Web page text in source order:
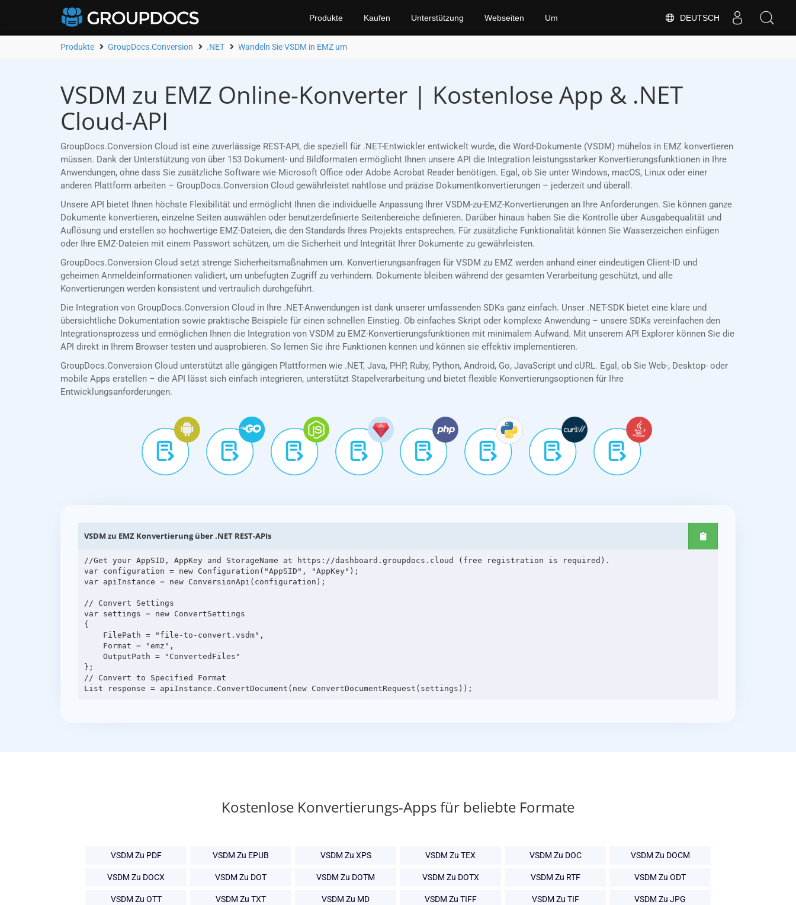
DEUTSCH
Produkte Kaufen Unterstützung Webseiten Um
Produkte GroupDocs.Conversion .NET Wandeln Sie VSDM in EMZ um
VSDM zu EMZ Online-Konverter | Kostenlose App & .NET
Cloud-API
GroupDocs.Conversion Cloud ist eine zuverlässige REST-API, die speziell für .NET-Entwickler entwickelt wurde, die Word-Dokumente (VSDM) mühelos in EMZ konvertieren
müssen. Dank der Unterstützung von über 153 Dokument- und Bildformaten ermöglicht Ihnen unsere API die Integration leistungsstarker Konvertierungsfunktionen in Ihre
Anwendungen, ohne dass Sie zusätzliche Software wie Microsoft Office oder Adobe Acrobat Reader benötigen. Egal, ob Sie unter Windows, macOS, Linux oder einer
anderen Plattform arbeiten – GroupDocs.Conversion Cloud gewährleistet nahtlose und präzise Dokumentkonvertierungen – jederzeit und überall.
Unsere API bietet Ihnen höchste Flexibilität und ermöglicht Ihnen die individuelle Anpassung Ihrer VSDM-zu-EMZ-Konvertierungen an Ihre Anforderungen. Sie können ganze
Dokumente konvertieren, einzelne Seiten auswählen oder benutzerdefinierte Seitenbereiche definieren. Darüber hinaus haben Sie die Kontrolle über Ausgabequalität und
Auflösung und erstellen so hochwertige EMZ-Dateien, die den Standards Ihres Projekts entsprechen. Für zusätzliche Funktionalität können Sie Wasserzeichen einfügen
oder Ihre EMZ-Dateien mit einem Passwort schützen, um die Sicherheit und Integrität Ihrer Dokumente zu gewährleisten.
GroupDocs.Conversion Cloud setzt strenge Sicherheitsmaßnahmen um. Konvertierungsanfragen für VSDM zu EMZ werden anhand einer eindeutigen Client-ID und
geheimen Anmeldeinformationen validiert, um unbefugten Zugriff zu verhindern. Dokumente bleiben während der gesamten Verarbeitung geschützt, und alle
Konvertierungen werden konsistent und vertraulich durchgeführt.
Die Integration von GroupDocs.Conversion Cloud in Ihre .NET-Anwendungen ist dank unserer umfassenden SDKs ganz einfach. Unser .NET-SDK bietet eine klare und
übersichtliche Dokumentation sowie praktische Beispiele für einen schnellen Einstieg. Ob einfaches Skript oder komplexe Anwendung – unsere SDKs vereinfachen den
Integrationsprozess und ermöglichen Ihnen die Integration von VSDM zu EMZ-Konvertierungsfunktionen mit minimalem Aufwand. Mit unserem API Explorer können Sie die
API direkt in Ihrem Browser testen und ausprobieren. So lernen Sie ihre Funktionen kennen und können sie effektiv implementieren.
GroupDocs.Conversion Cloud unterstützt alle gängigen Plattformen wie .NET, Java, PHP, Ruby, Python, Android, Go, JavaScript und cURL. Egal, ob Sie Web-, Desktop- oder
mobile Apps erstellen – die API lässt sich einfach integrieren, unterstützt Stapelverarbeitung und bietet flexible Konvertierungsoptionen für Ihre
Entwicklungsanforderungen.
VSDM zu EMZ Konvertierung über .NET REST-APIs
//Get your AppSID, AppKey and StorageName at https://dashboard.groupdocs.cloud (free registration is required).
var configuration = new Configuration("AppSID", "AppKey");
var apiInstance = new ConversionApi(configuration);
// Convert Settings
var settings = new ConvertSettings
{
};
// Convert to Specified Format
Kostenlose Konvertierungs-Apps für beliebte Formate
VSDM Zu PDF VSDM Zu EPUB VSDM Zu XPS VSDM Zu TEX VSDM Zu DOC VSDM Zu DOCM
VSDM Zu DOCX VSDM Zu DOT VSDM Zu DOTM VSDM Zu DOTX VSDM Zu RTF VSDM Zu ODT
VSDM Zu OTT VSDM Zu TXT VSDM Zu MD VSDM Zu TIFF VSDM Zu TIF VSDM Zu JPG